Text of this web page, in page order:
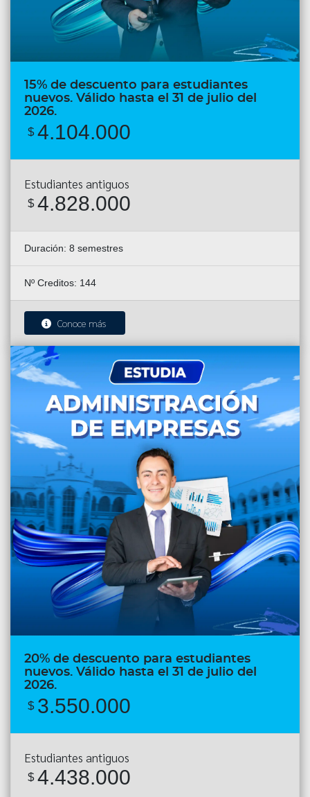
15% de descuento para estudiantes
nuevos. Válido hasta el 31 de julio del
2026.
$ 4.104.000
Estudiantes antiguos
$ 4.828.000
Duración: 8 semestres
Nº Creditos: 144
Conoce más
20% de descuento para estudiantes
nuevos. Válido hasta el 31 de julio del
2026.
$ 3.550.000
Estudiantes antiguos
$ 4.438.000